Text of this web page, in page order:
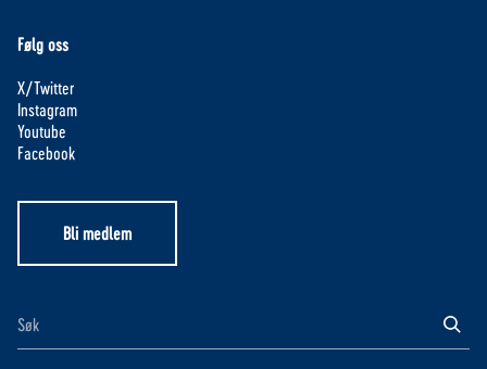
Følg oss
X/Twitter
Instagram
Youtube
Facebook
Bli medlem